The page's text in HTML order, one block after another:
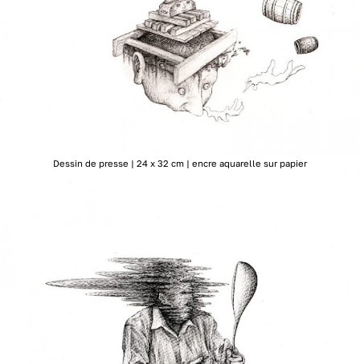
Dessin de presse | 24 x 32 cm | encre aquarelle sur papier